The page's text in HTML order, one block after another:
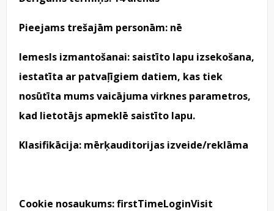
Pieejams trešajām personām: nē
Iemesls izmantošanai: saistīto lapu izsekošana,
iestatīta ar patvaļīgiem datiem, kas tiek
nosūtīta mums vaicājuma virknes parametros,
kad lietotājs apmeklē saistīto lapu.
Klasifikācija: mērķauditorijas izveide/reklāma
Cookie nosaukums: firstTimeLoginVisit